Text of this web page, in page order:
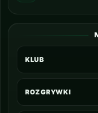
KLUB
ROZGRYWKI